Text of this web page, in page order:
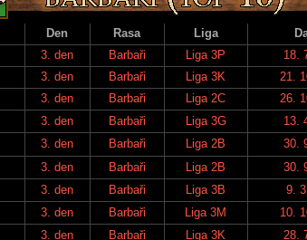
Den Rasa Liga
3. den Barbaři Liga 3P 18.
3. den Barbaři Liga 3K
21.
3. den Barbaři Liga 2C 26.
3. den Barbaři Liga 3G 13.
3. den Barbaři Liga 2B 30.
3. den Barbaři Liga 2B 30.
3. den Barbaři Liga 3B 9.
3. den Barbaři Liga 3M 10.
3. den Barbaři Liga 3K 28.